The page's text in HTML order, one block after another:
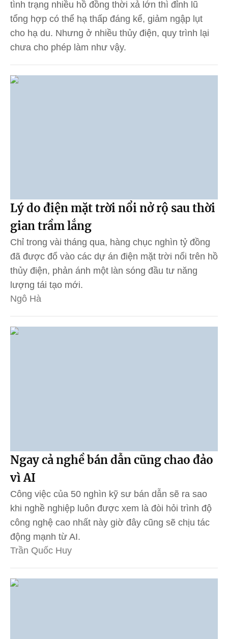
tình trạng nhiều hồ đồng thời xả lớn thì đỉnh lũ
tổng hợp có thể hạ thấp đáng kể, giảm ngập lụt
cho hạ du. Nhưng ở nhiều thủy điện, quy trình lại
chưa cho phép làm như vậy.
Lý do điện mặt trời nổi nở rộ sau thời
gian trầm lắng
Chỉ trong vài tháng qua, hàng chục nghìn tỷ đồng
đã được đổ vào các dự án điện mặt trời nổi trên hồ
thủy điện, phản ánh một làn sóng đầu tư năng
lượng tái tạo mới.
Ngô Hà
Ngay cả nghề bán dẫn cũng chao đảo
vì AI
Công việc của 50 nghìn kỹ sư bán dẫn sẽ ra sao
khi nghề nghiệp luôn được xem là đòi hỏi trình độ
công nghệ cao nhất này giờ đây cũng sẽ chịu tác
động mạnh từ AI.
Trần Quốc Huy